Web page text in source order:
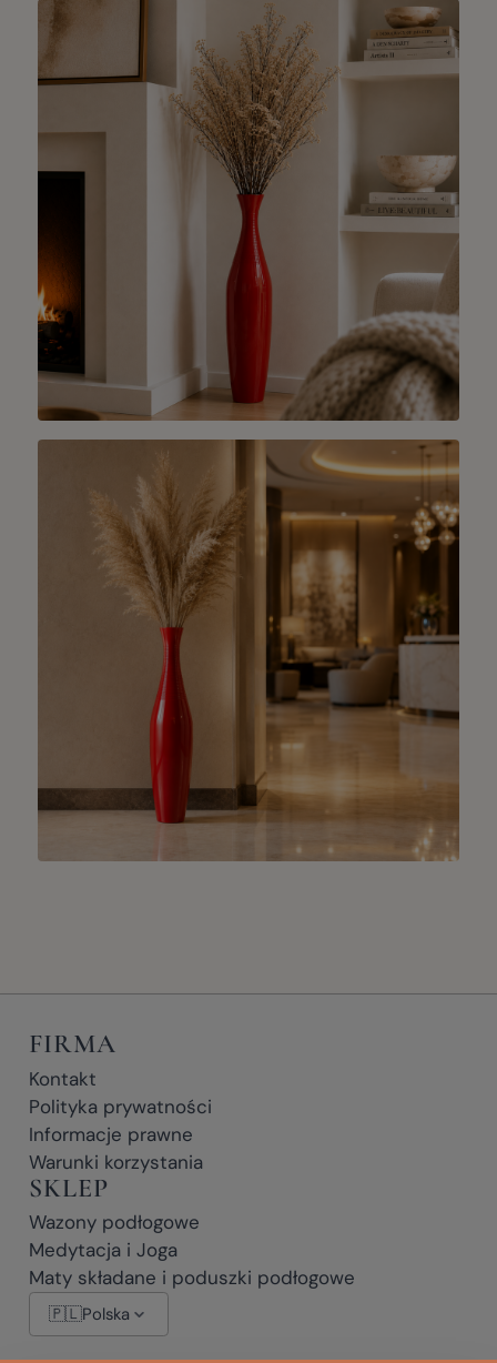
FIRMA
Kontakt
Polityka prywatności
Informacje prawne
Warunki korzystania
SKLEP
Wazony podłogowe
Medytacja i Joga
Maty składane i poduszki podłogowe
🇵🇱Polska